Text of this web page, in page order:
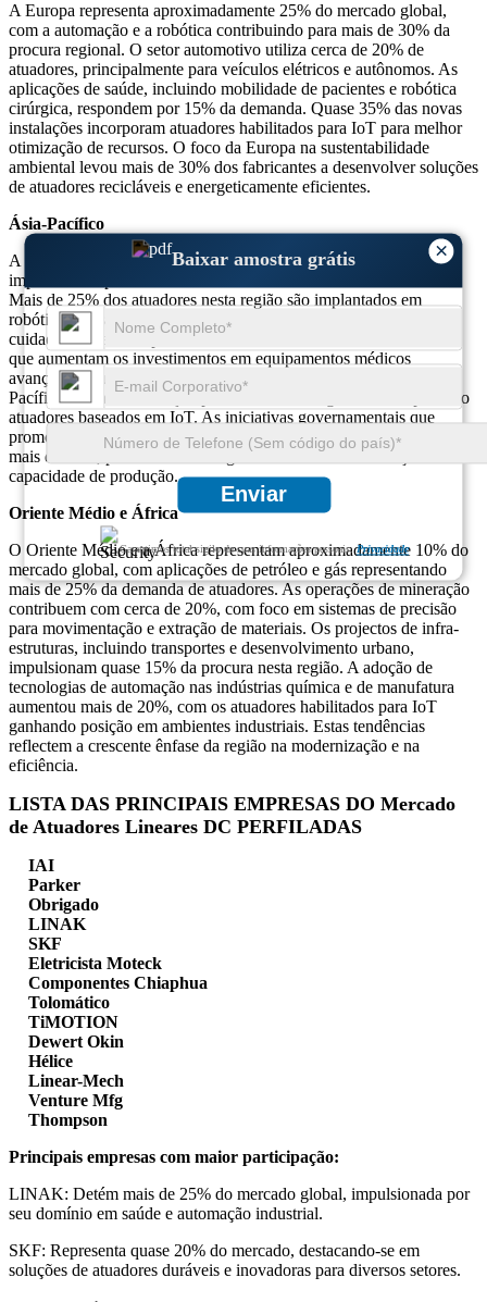
×
Baixar amostra grátis
Enviar
Garantimos total sigilo de suas informações pessoais.Privacidade
A Europa representa aproximadamente 25% do mercado global,
com a automação e a robótica contribuindo para mais de 30% da
procura regional. O setor automotivo utiliza cerca de 20% de
atuadores, principalmente para veículos elétricos e autônomos. As
aplicações de saúde, incluindo mobilidade de pacientes e robótica
cirúrgica, respondem por 15% da demanda. Quase 35% das novas
instalações incorporam atuadores habilitados para IoT para melhor
otimização de recursos. O foco da Europa na sustentabilidade
ambiental levou mais de 30% dos fabricantes a desenvolver soluções
de atuadores recicláveis ​​e energeticamente eficientes.
Ásia-Pacífico
A Ásia-Pacífico domina com mais de 30% do mercado,
impulsionada pelas suas fortes indústrias eletrónica e automóvel.
Mais de 25% dos atuadores nesta região são implantados em
robótica industrial e sistemas de automação. A demanda por
cuidados de saúde representa cerca de 15% do mercado, à medida
que aumentam os investimentos em equipamentos médicos
avançados. Quase 35% das instalações de produção na Ásia-
Pacífico fizeram a transição para fábricas inteligentes, incorporando
atuadores baseados em IoT. As iniciativas governamentais que
promovem a Indústria 4.0 impulsionaram a adoção de atuadores em
mais de 40%, posicionando a região como líder em inovação e
capacidade de produção.
Oriente Médio e África
O Oriente Médio e a África representam aproximadamente 10% do
mercado global, com aplicações de petróleo e gás representando
mais de 25% da demanda de atuadores. As operações de mineração
contribuem com cerca de 20%, com foco em sistemas de precisão
para movimentação e extração de materiais. Os projectos de infra-
estruturas, incluindo transportes e desenvolvimento urbano,
impulsionam quase 15% da procura nesta região. A adoção de
tecnologias de automação nas indústrias química e de manufatura
aumentou mais de 20%, com os atuadores habilitados para IoT
ganhando posição em ambientes industriais. Estas tendências
reflectem a crescente ênfase da região na modernização e na
eficiência.
LISTA DAS PRINCIPAIS EMPRESAS DO Mercado
de Atuadores Lineares DC PERFILADAS
IAI
Parker
Obrigado
LINAK
SKF
Eletricista Moteck
Componentes Chiaphua
Tolomático
TiMOTION
Dewert Okin
Hélice
Linear-Mech
Venture Mfg
Thompson
Principais empresas com maior participação:
LINAK: Detém mais de 25% do mercado global, impulsionada por
seu domínio em saúde e automação industrial.
SKF: Representa quase 20% do mercado, destacando-se em
soluções de atuadores duráveis ​​e inovadoras para diversos setores.